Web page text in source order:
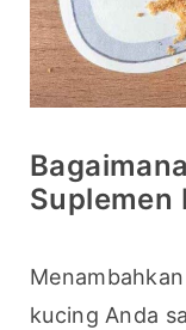
Suplemen
kucing Anda